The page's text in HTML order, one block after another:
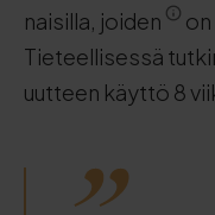
naisilla, joiden
Tieteellisessä
uutteen käyttö 8